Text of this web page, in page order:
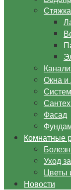
Окна и
Фасад
Комнатные
Уход
Цветы
Новости